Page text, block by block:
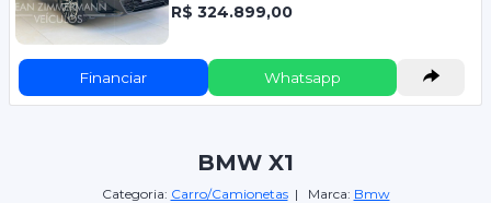
R$ 324.899,00
Financiar Whatsapp
BMW X1
Categoria: Carro/Camionetas| Marca: Bmw